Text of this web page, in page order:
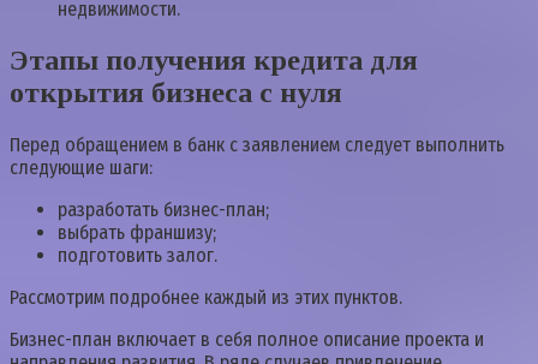
недвижимости.
Этапы получения кредита для
открытия бизнеса с нуля
Перед обращением в банк с заявлением следует выполнить
следующие шаги:
разработать бизнес-план;
выбрать франшизу;
подготовить залог.
Рассмотрим подробнее каждый из этих пунктов.
Бизнес-план включает в себя полное описание проекта и